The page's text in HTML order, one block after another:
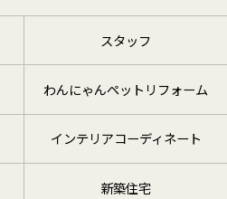
スタッフ
わんにゃんペットリフォーム
インテリアコーディネート
新築住宅